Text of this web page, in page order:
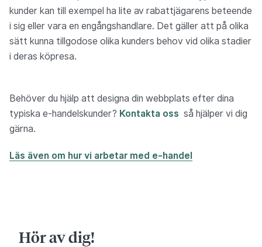
kunder kan till exempel ha lite av rabattjägarens beteende
i sig eller vara en engångshandlare. Det gäller att på olika
sätt kunna tillgodose olika kunders behov vid olika stadier
i deras köpresa.
Behöver du hjälp att designa din webbplats efter dina
typiska e-handelskunder? Kontakta oss så hjälper vi dig
gärna.
Läs även om hur vi arbetar med e-handel
Hör av dig!